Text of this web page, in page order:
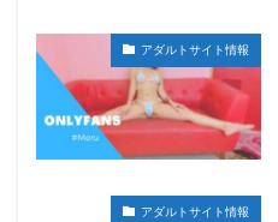
アダルトサイト情報
アダルトサイト情報